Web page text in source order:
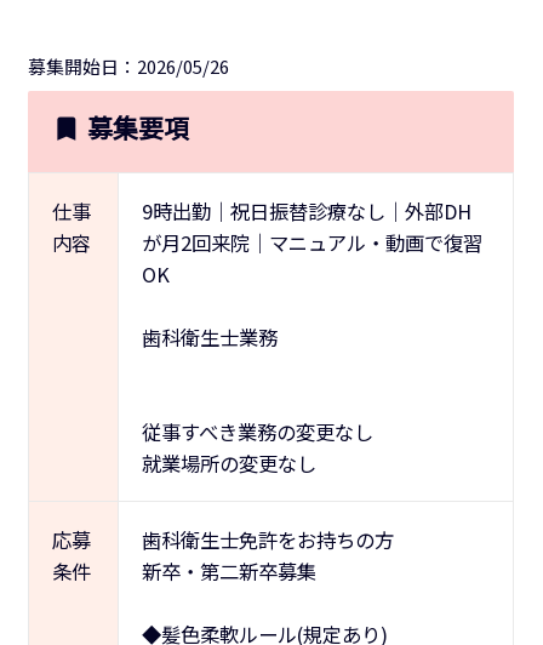
募集開始日：2026/05/26
募集要項
仕事
内容
9時出勤｜祝日振替診療なし｜外部DH
が月2回来院｜マニュアル・動画で復習
OK
歯科衛生士業務
従事すべき業務の変更なし
就業場所の変更なし
応募
条件
歯科衛生士免許をお持ちの方
新卒・第二新卒募集
◆髪色柔軟ルール(規定あり)